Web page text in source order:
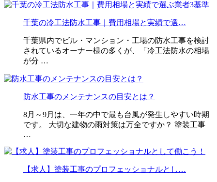
千葉の冷工法防水工事｜費用相場と実績で選…
千葉県内でビル・マンション・工場の防水工事を検討
されているオーナー様の多くが、「冷工法防水の相場
が分 …
防水工事のメンテナンスの目安とは？
8月～9月は、一年の中で最も台風が発生しやすい時期
です。 大切な建物の雨対策は万全ですか？ 塗装工事
…
【求人】塗装工事のプロフェッショナルとし…